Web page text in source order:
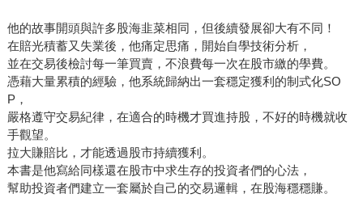
他的故事開頭與許多股海韭菜相同，但後續發展卻大有不同！
在賠光積蓄又失業後，他痛定思痛，開始自學技術分析，
並在交易後檢討每一筆買賣，不浪費每一次在股市繳的學費。
憑藉大量累積的經驗，他系統歸納出一套穩定獲利的制式化SO
P，
嚴格遵守交易紀律，在適合的時機才買進持股，不好的時機就收
手觀望。
拉大賺賠比，才能透過股市持續獲利。
本書是他寫給同樣還在股市中求生存的投資者們的心法，
幫助投資者們建立一套屬於自己的交易邏輯，在股海穩穩賺。